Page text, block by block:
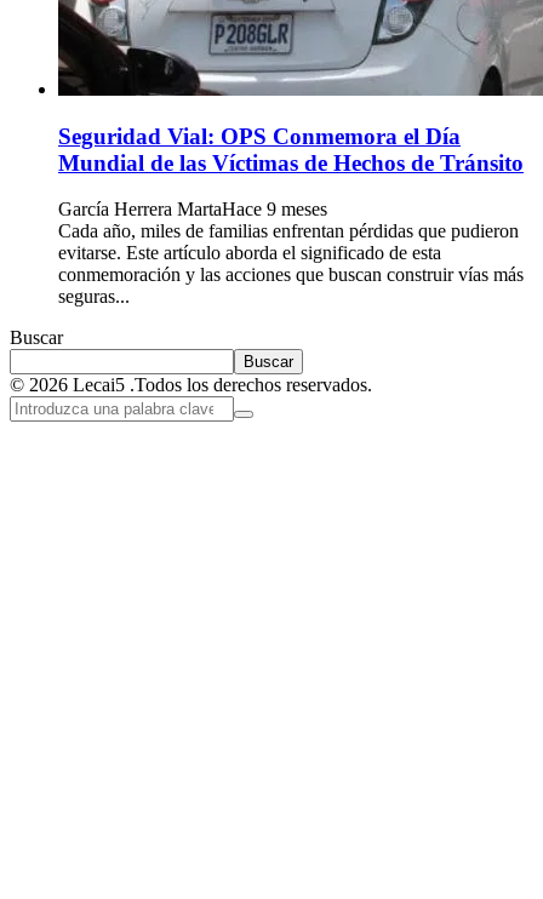
Seguridad Vial: OPS Conmemora el Día
Mundial de las Víctimas de Hechos de Tránsito
García Herrera MartaHace 9 meses
Cada año, miles de familias enfrentan pérdidas que pudieron
evitarse. Este artículo aborda el significado de esta
conmemoración y las acciones que buscan construir vías más
seguras...
Buscar
Buscar
© 2026 Lecai5 .Todos los derechos reservados.